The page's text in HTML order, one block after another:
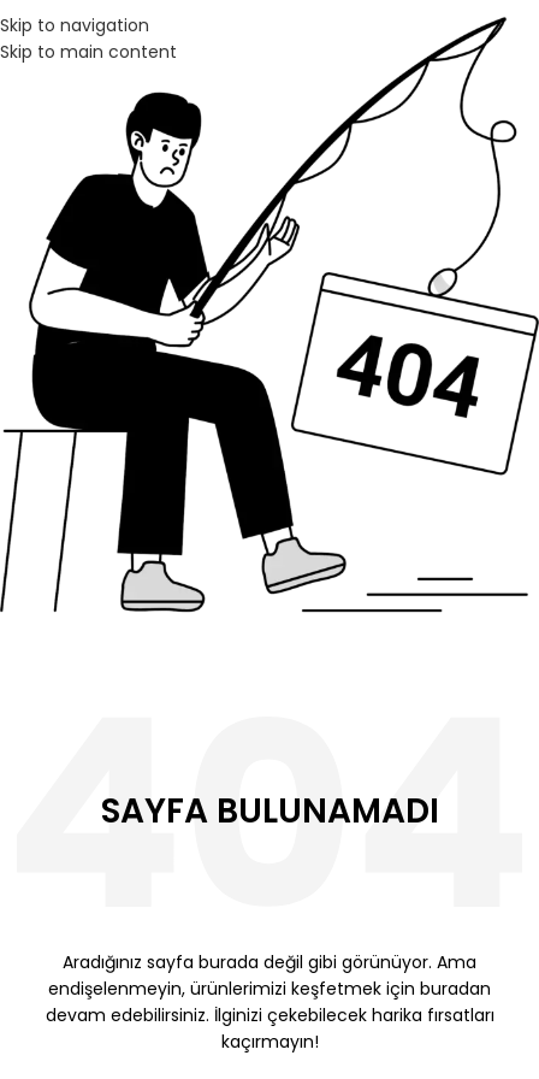
Skip to navigation
Skip to main content
SAYFA BULUNAMADI
Aradığınız sayfa burada değil gibi görünüyor. Ama
endişelenmeyin, ürünlerimizi keşfetmek için buradan
devam edebilirsiniz. İlginizi çekebilecek harika fırsatları
kaçırmayın!